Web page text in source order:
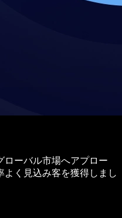
ローバル市場へアプロー
く見込み客を獲得しまし